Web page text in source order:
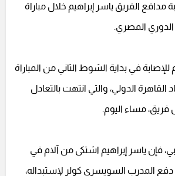
مدافع الفريق ياسر إبراهيم خلال مباراة
الدوري المصري.
في بداية الشوط الثاني من المباراة
الدولي، والتي انتهت بالتعادل
فريق، مساء اليوم.
فإن ياسر إبراهيم اشتكى من آلام في
دفع المدرب السويسري كولر لإستبداله،